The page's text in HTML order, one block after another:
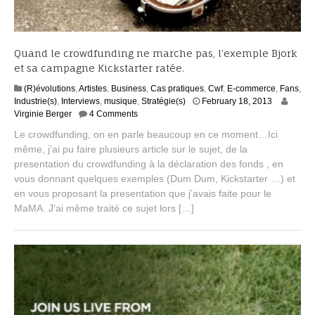
Quand le crowdfunding ne marche pas, l’exemple Bjork
et sa campagne Kickstarter ratée.
(R)évolutions,Artistes, Business, Cas pratiques, Cwf, E-commerce, Fans,
Industrie(s), Interviews, musique, Stratégie(s) February 18, 2013S
t
m
0
1
4
Virginie Berger 4 Comments
Le crowdfunding, on en parle beaucoup en ce moment…Ici
même, j’ai pu faire plusieurs article sur le sujet, de la
presentation du crowdfunding à la déclaration des fonds , en
vous donnant quelques exemples (Dum Dum, Kickstarter …) et
en vous proposant la presentation que j’avais faite pour le
MaMA. J’ai même traité ce sujet lors […]